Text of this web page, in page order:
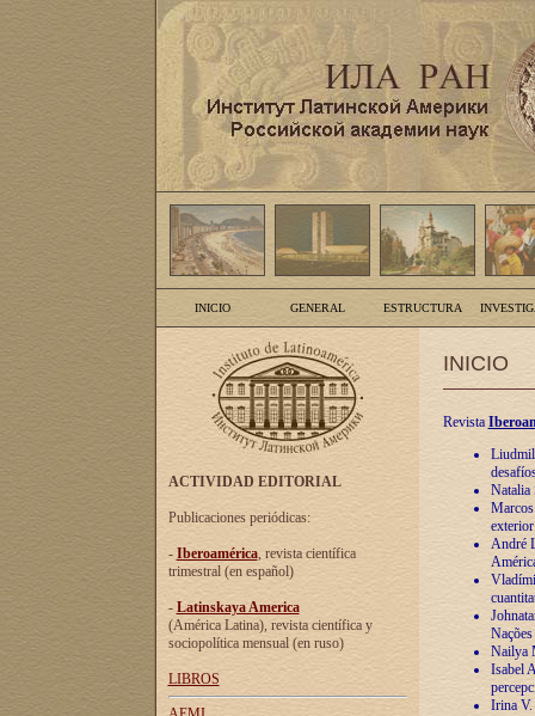
INICIO GENERAL ESTRUCTURA
ACTIVIDAD EDITORIAL
Publicaciones periódicas:
- Iberoamérica, revista científica
trimestral (en español)
- Latinskaya America
(América Latina), revista científica y
sociopolítica mensual (en ruso)
LIBROS
INICIO
Revista
Natalia
André
Nailya
Isabel
Irina V.